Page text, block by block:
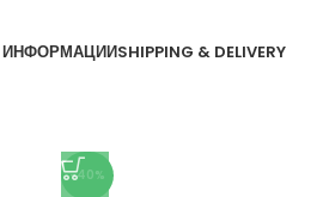
ИНФОРМАЦИИSHIPPING & DELIVERY
-40%